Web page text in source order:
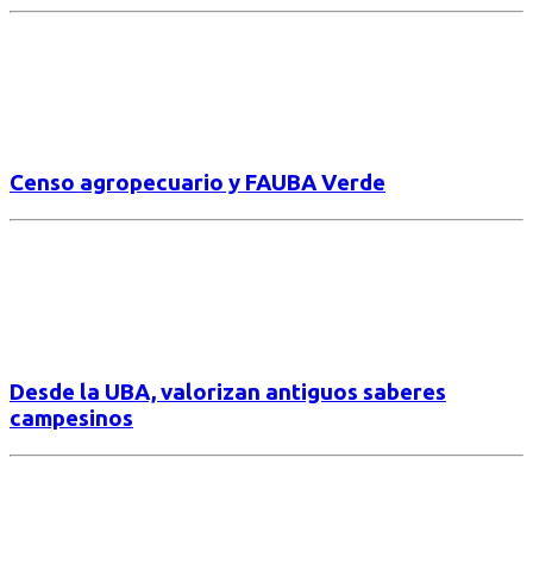
Censo agropecuario y FAUBA Verde
Desde la UBA, valorizan antiguos saberes
campesinos